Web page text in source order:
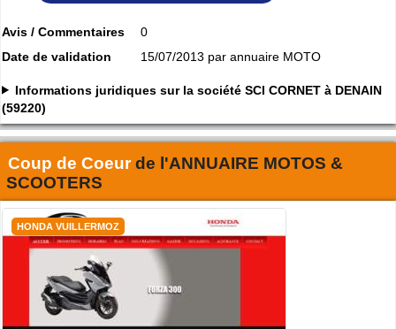
Avis / Commentaires
0
Date de validation
15/07/2013 par annuaire MOTO
Informations juridiques sur la société SCI CORNET à DENAIN
(59220)
Coup de Coeurde l'ANNUAIRE MOTOS &
SCOOTERS
HONDA VUILLERMOZ